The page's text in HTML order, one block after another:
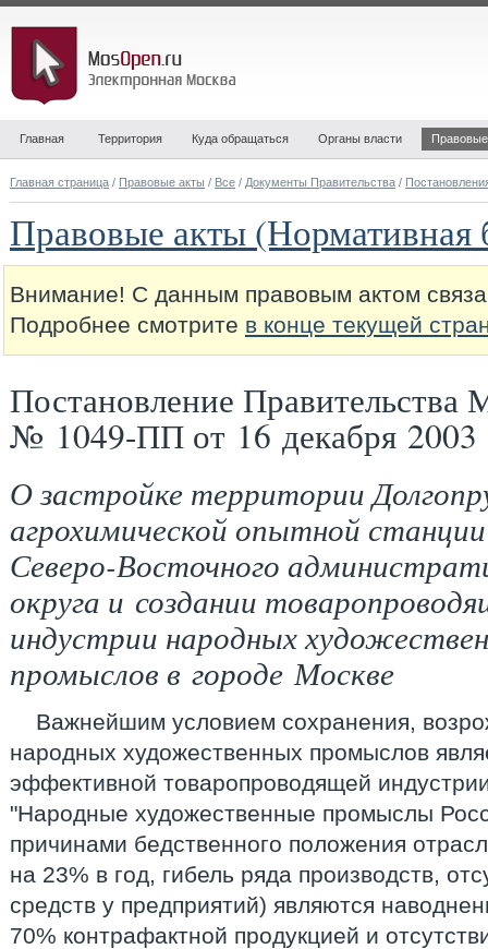
Главная Территория Куда обращаться Органы власти
Главная страница / Правовые акты / Все / Документы Правительства /
Правовые акты (Нормативная
Внимание! С данным правовым актом
Подробнее смотрите в конце текущей
Постановление Правительства
№ 1049-ПП от 16 декабря 2003
О застройке территории
агрохимической опытной станции
Северо-Восточного
округа и создании
индустрии народных
промыслов в городе Москве
Важнейшим условием сохранения,
народных художественных промыслов
эффективной товаропроводящей
"Народные художественные промыслы
причинами бедственного положения
на 23% в год, гибель ряда производств,
средств у предприятий) являются
70% контрафактной продукцией и